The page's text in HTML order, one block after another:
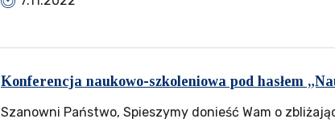
Konferencja naukowo-szkoleniowa pod hasłem
Szanowni Państwo, Spieszymy donieść Wam o